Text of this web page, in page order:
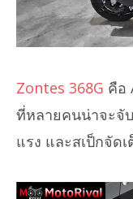
Zontes 368G คือ
ที่หลายคนน่าจะจั
แรง และสเป็กจัดเ